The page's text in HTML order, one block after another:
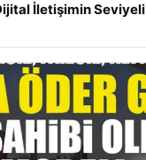
İletişimin